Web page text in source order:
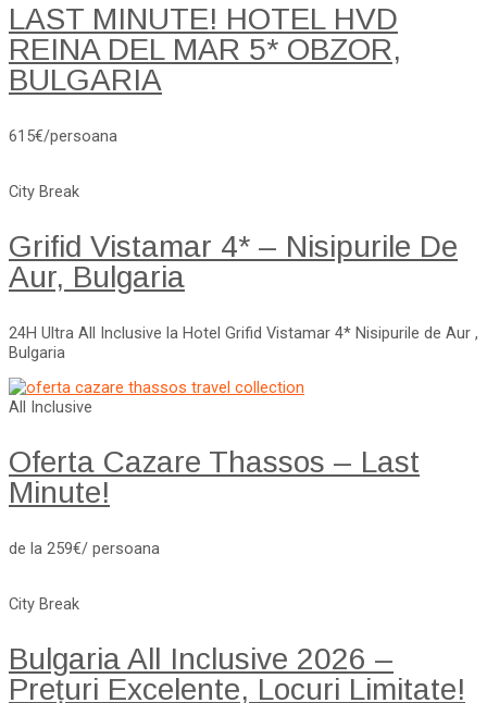
LAST MINUTE! HOTEL HVD
REINA DEL MAR 5* OBZOR,
BULGARIA
615€/persoana
City Break
Grifid Vistamar 4* – Nisipurile De
Aur, Bulgaria
24H Ultra All Inclusive la Hotel Grifid Vistamar 4* Nisipurile de Aur ,
Bulgaria
All Inclusive
Oferta Cazare Thassos – Last
Minute!
de la 259€/ persoana
City Break
Bulgaria All Inclusive 2026 –
Prețuri Excelente, Locuri Limitate!